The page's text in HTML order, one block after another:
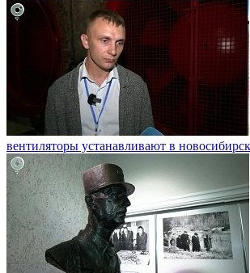
вентиляторы устанавливают в